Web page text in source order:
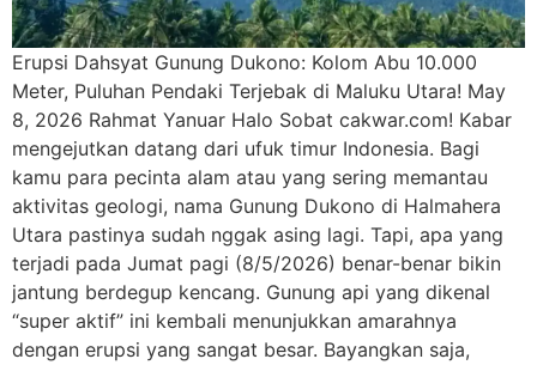
Erupsi Dahsyat Gunung Dukono: Kolom Abu 10.000
Meter, Puluhan Pendaki Terjebak di Maluku Utara! May
8, 2026 Rahmat Yanuar Halo Sobat cakwar.com! Kabar
mengejutkan datang dari ufuk timur Indonesia. Bagi
kamu para pecinta alam atau yang sering memantau
aktivitas geologi, nama Gunung Dukono di Halmahera
Utara pastinya sudah nggak asing lagi. Tapi, apa yang
terjadi pada Jumat pagi (8/5/2026) benar-benar bikin
jantung berdegup kencang. Gunung api yang dikenal
“super aktif” ini kembali menunjukkan amarahnya
dengan erupsi yang sangat besar. Bayangkan saja,